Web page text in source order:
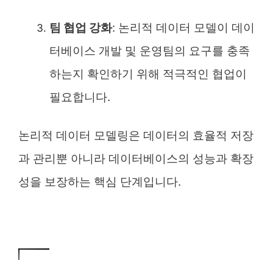
팀 협업 강화: 논리적 데이터 모델이 데이
터베이스 개발 및 운영팀의 요구를 충족
하는지 확인하기 위해 적극적인 협업이
필요합니다.
논리적 데이터 모델링은 데이터의 효율적 저장
과 관리뿐 아니라 데이터베이스의 성능과 확장
성을 보장하는 핵심 단계입니다.